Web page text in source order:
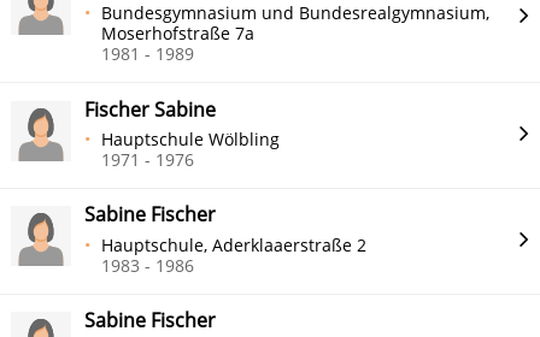
Bundesgymnasium und Bundesrealgymnasium,
Moserhofstraße 7a
1981 - 1989
Fischer Sabine
Hauptschule Wölbling
1971 - 1976
Sabine Fischer
Hauptschule, Aderklaaerstraße 2
1983 - 1986
Sabine Fischer